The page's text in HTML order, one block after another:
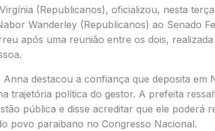
(Republicanos), oficializou, nesta
Wanderley (Republicanos) ao Senado
após uma reunião entre os dois, realizada
destacou a confiança que deposita em
trajetória política do gestor. A prefeita
pública e disse acreditar que ele poderá
povo paraibano no Congresso Nacional.